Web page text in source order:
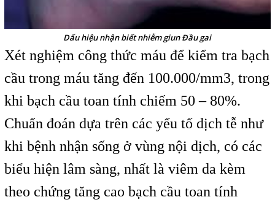
Dấu hiệu nhận biết nhiễm giun Đầu gai
Xét nghiệm công thức máu để kiểm tra bạch
cầu trong máu tăng đến 100.000/mm3, trong
khi bạch cầu toan tính chiếm 50 – 80%.
Chuẩn đoán dựa trên các yếu tố dịch tễ như
khi bệnh nhận sống ở vùng nội dịch, có các
biểu hiện lâm sàng, nhất là viêm da kèm
theo chứng tăng cao bạch cầu toan tính